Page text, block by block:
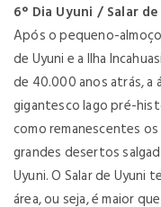
6° Dia Uyuni / Salar
Após o pequeno-
de Uyuni e a Ilha
de 40.000 anos atrás, a
gigantesco lago pré-
como remanescentes
grandes desertos
Uyuni. O Salar de Uyuni
área, ou seja, é maior